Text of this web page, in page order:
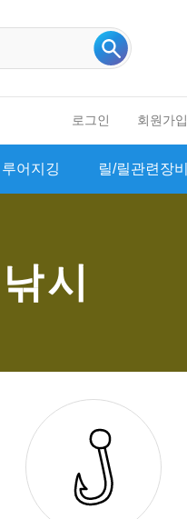
로그인 회원가입
루어지깅 릴/릴관련장비
시